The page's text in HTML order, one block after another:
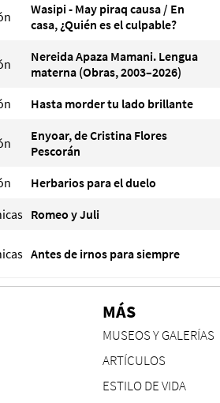
Wasipi - May piraq causa / En
casa, ¿Quién es el culpable?
Nereida Apaza Mamani. Lengua
materna (Obras, 2003–2026)
Hasta morder tu lado brillante
Enyoar, de Cristina Flores
Pescorán
Herbarios para el duelo
Romeo y Juli
Antes de irnos para siempre
MÁS
MUSEOS Y GALERÍAS
ARTÍCULOS
ESTILO DE VIDA